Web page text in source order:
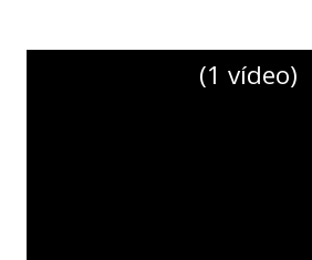
(1 vídeo)